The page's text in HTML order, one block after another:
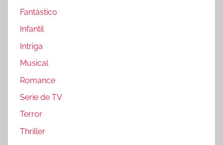
Fantástico
Infantil
Intriga
Musical
Romance
Serie de TV
Terror
Thriller